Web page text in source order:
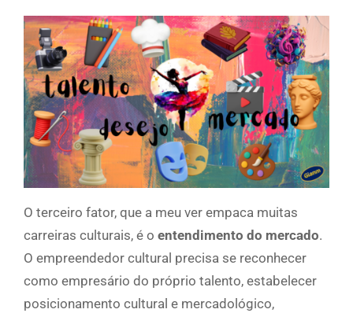
O terceiro fator, que a meu ver empaca muitas
carreiras culturais, é o entendimento do mercado.
O empreendedor cultural precisa se reconhecer
como empresário do próprio talento, estabelecer
posicionamento cultural e mercadológico,